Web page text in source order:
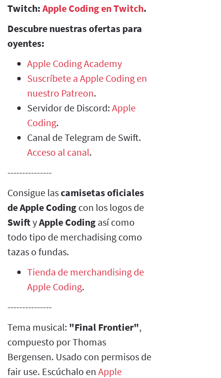
Twitch: Apple Coding en Twitch.
Descubre nuestras ofertas para
oyentes:
Apple Coding Academy
Suscríbete a Apple Coding en
nuestro Patreon.
Servidor de Discord: Apple
Coding.
Canal de Telegram de Swift.
Acceso al canal.
---------------
Consigue lascamisetas oficiales
de Apple Coding con los logos de
SwiftyApple Coding así como
todo tipo de merchadising como
tazas o fundas.
Tienda de merchandising de
Apple Coding.
---------------
Tema musical: "Final Frontier",
compuesto por Thomas
Bergensen. Usado con permisos de
fair use. Escúchalo en Apple